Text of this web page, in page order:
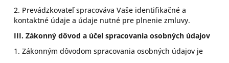
2. Prevádzkovateľ spracováva Vaše identifikačné a
kontaktné údaje a údaje nutné pre plnenie zmluvy.
III.Zákonný dôvod a účel spracovania osobných údajov
1. Zákonným dôvodom spracovania osobných údajov je